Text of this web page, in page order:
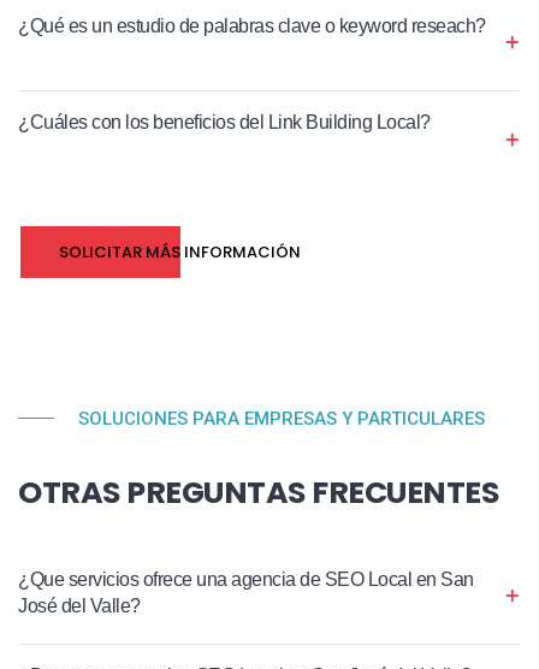
¿Qué es un estudio de palabras clave o keyword reseach?
¿Cuáles con los beneficios del Link Building Local?
SOLICITAR MÁS INFORMACIÓN
SOLUCIONES PARA EMPRESAS Y PARTICULARES
OTRAS PREGUNTAS FRECUENTES
¿Que servicios ofrece una agencia de SEO Local en San
José del Valle?